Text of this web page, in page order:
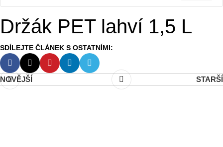
Držák PET lahví 1,5 L
NOVĚJŠÍ STARŠÍ